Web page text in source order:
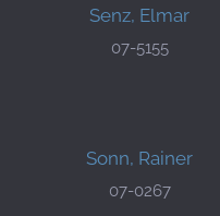
Senz, Elmar
07-5155
Sonn, Rainer
07-0267